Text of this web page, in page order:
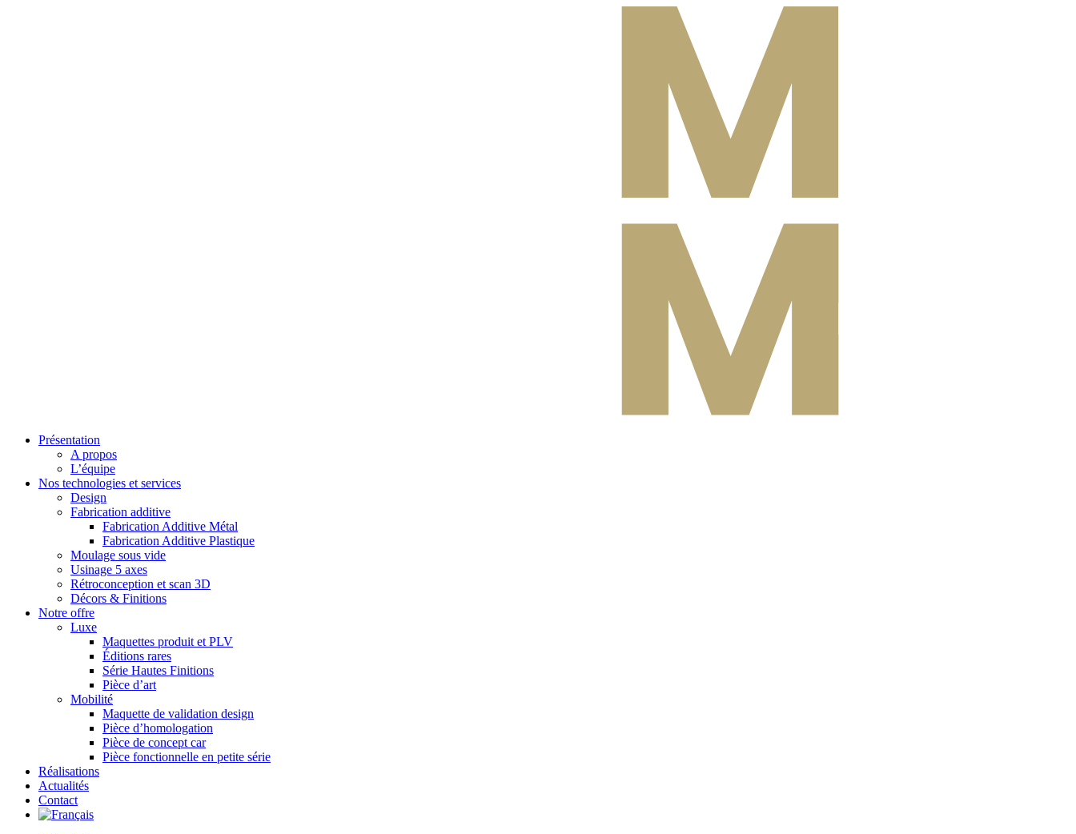
Présentation
A propos
L’équipe
Nos technologies et services
Design
Fabrication additive
Fabrication Additive Métal
Fabrication Additive Plastique
Moulage sous vide
Usinage 5 axes
Rétroconception et scan 3D
Décors & Finitions
Notre offre
Luxe
Maquettes produit et PLV
Éditions rares
Série Hautes Finitions
Pièce d’art
Mobilité
Maquette de validation design
Pièce d’homologation
Pièce de concept car
Pièce fonctionnelle en petite série
Réalisations
Actualités
Contact